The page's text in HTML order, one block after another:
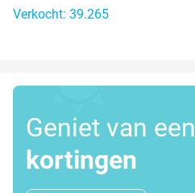
Verkocht: 39.265
Geniet van een
kortingen